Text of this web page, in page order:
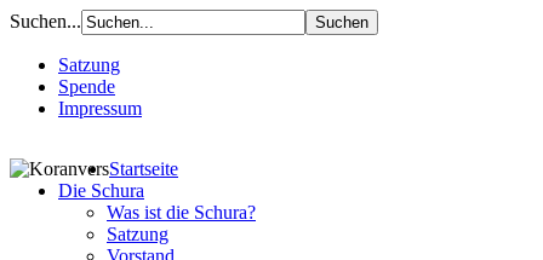
Suchen...
Satzung
Spende
Impressum
Startseite
Die Schura
Was ist die Schura?
Satzung
Vorstand